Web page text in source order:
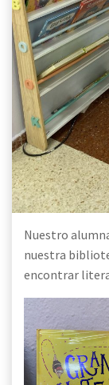
Nuestro
nuestra
encontrar